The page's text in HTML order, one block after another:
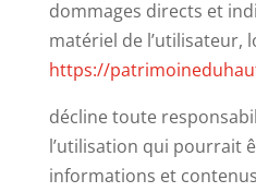
dommages directs et
matériel de l’utilisateur,
https://
décline toute
l’utilisation qui pourrait
informations et